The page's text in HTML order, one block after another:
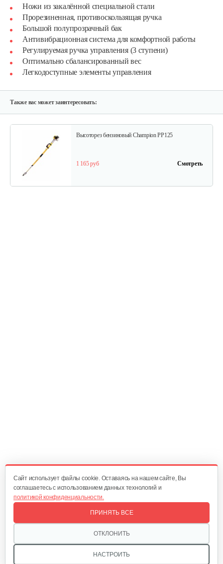
Ножи из закалённой специальной стали
Прорезиненная, противоскользящая ручка
Большой полупрозрачный бак
Антивибрационная система для комфортной работы
Регулируемая ручка управления (3 ступени)
Оптимально сбалансированный вес
Легкодоступные элементы управления
Также вас может заинтересовать:
Высоторез бензиновый Champion PP125
1 165 руб Смотреть
Cайт использует файлы cookie. Оставаясь на нашем сайте, Вы
соглашаетесь с использованием данных технологий и
политикой конфиденциальности.
НАСТРОИТЬ
ОТКЛОНИТЬ
ПРИНЯТЬ ВСЕ